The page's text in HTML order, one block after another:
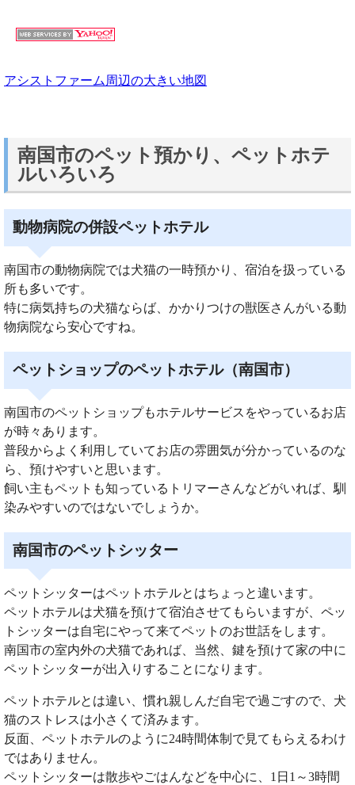
アシストファーム周辺の大きい地図
南国市のペット預かり、ペットホテ
ルいろいろ
動物病院の併設ペットホテル
南国市の動物病院では犬猫の一時預かり、宿泊を扱っている
所も多いです。
特に病気持ちの犬猫ならば、かかりつけの獣医さんがいる動
物病院なら安心ですね。
ペットショップのペットホテル（南国市）
南国市のペットショップもホテルサービスをやっているお店
が時々あります。
普段からよく利用していてお店の雰囲気が分かっているのな
ら、預けやすいと思います。
飼い主もペットも知っているトリマーさんなどがいれば、馴
染みやすいのではないでしょうか。
南国市のペットシッター
ペットシッターはペットホテルとはちょっと違います。
ペットホテルは犬猫を預けて宿泊させてもらいますが、ペッ
トシッターは自宅にやって来てペットのお世話をします。
南国市の室内外の犬猫であれば、当然、鍵を預けて家の中に
ペットシッターが出入りすることになります。
ペットホテルとは違い、慣れ親しんだ自宅で過ごすので、犬
猫のストレスは小さくて済みます。
反面、ペットホテルのように24時間体制で見てもらえるわけ
ではありません。
ペットシッターは散歩やごはんなどを中心に、1日1～3時間